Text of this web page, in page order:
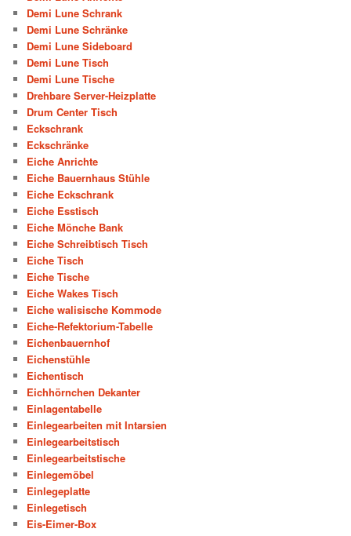
Demi Lune Schrank
Demi Lune Schränke
Demi Lune Sideboard
Demi Lune Tisch
Demi Lune Tische
Drehbare Server-Heizplatte
Drum Center Tisch
Eckschrank
Eckschränke
Eiche Anrichte
Eiche Bauernhaus Stühle
Eiche Eckschrank
Eiche Esstisch
Eiche Mönche Bank
Eiche Schreibtisch Tisch
Eiche Tisch
Eiche Tische
Eiche Wakes Tisch
Eiche walisische Kommode
Eiche-Refektorium-Tabelle
Eichenbauernhof
Eichenstühle
Eichentisch
Eichhörnchen Dekanter
Einlagentabelle
Einlegearbeiten mit Intarsien
Einlegearbeitstisch
Einlegearbeitstische
Einlegemöbel
Einlegeplatte
Einlegetisch
Eis-Eimer-Box